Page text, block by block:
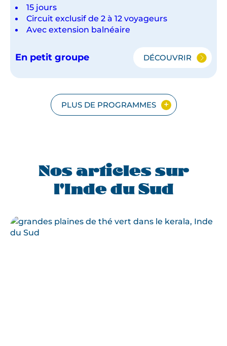
15 jours
Circuit exclusif de 2 à 12 voyageurs
Avec extension balnéaire
En petit groupe DÉCOUVRIR
DU
AU
KERALA
EN
PLUS DE PROGRAMMES
Nos articles sur
l'Inde du Sud